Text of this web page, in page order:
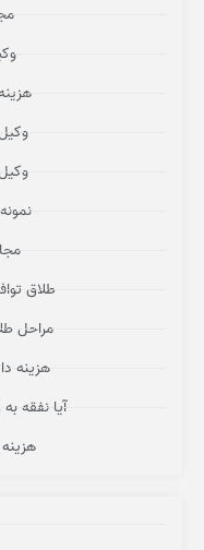
طلاق
مراحل
هزینه
آیا نفقه